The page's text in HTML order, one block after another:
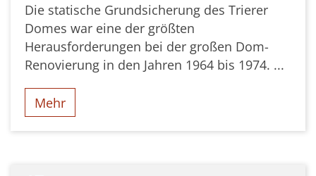
Die statische Grundsicherung des Trierer
Domes war eine der größten
Herausforderungen bei der großen Dom-
Renovierung in den Jahren 1964 bis 1974. ...
Mehr